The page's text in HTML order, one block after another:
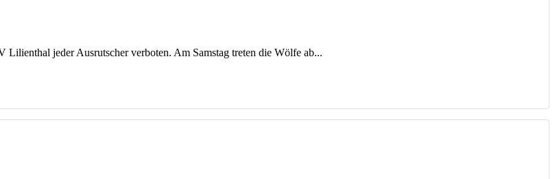
jeder Ausrutscher verboten. Am Samstag treten die Wölfe ab...